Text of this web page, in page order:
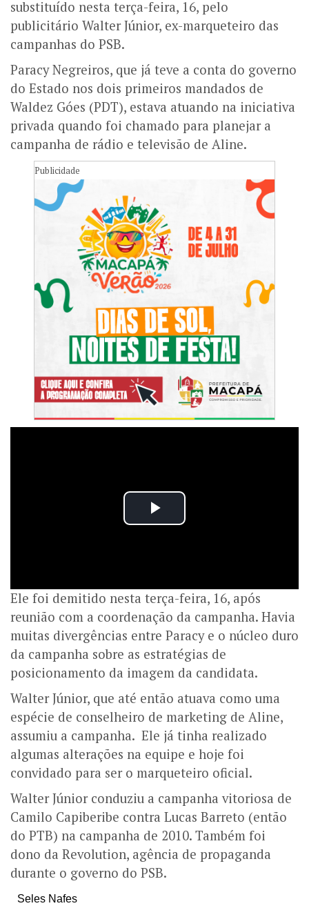
substituído nesta terça-feira, 16, pelo
publicitário Walter Júnior, ex-marqueteiro das
campanhas do PSB.
Paracy Negreiros, que já teve a conta do governo
do Estado nos dois primeiros mandados de
Waldez Góes (PDT), estava atuando na iniciativa
privada quando foi chamado para planejar a
campanha de rádio e televisão de Aline.
Publicidade
Ele foi demitido nesta terça-feira, 16, após
reunião com a coordenação da campanha. Havia
muitas divergências entre Paracy e o núcleo duro
da campanha sobre as estratégias de
posicionamento da imagem da candidata.
Walter Júnior, que até então atuava como uma
espécie de conselheiro de marketing de Aline,
assumiu a campanha. Ele já tinha realizado
algumas alterações na equipe e hoje foi
convidado para ser o marqueteiro oficial.
Walter Júnior conduziu a campanha vitoriosa de
Camilo Capiberibe contra Lucas Barreto (então
do PTB) na campanha de 2010. Também foi
dono da Revolution, agência de propaganda
durante o governo do PSB.
Seles Nafes